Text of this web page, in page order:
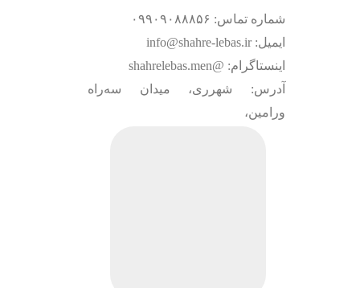
شماره تماس: ۰۹۹۰۹۰۸۸۸۵۶
ایمیل: info@shahre-lebas.ir
اینستاگرام: @shahrelebas.men
آدرس: شهرری، میدان سه‌راه
ورامین،